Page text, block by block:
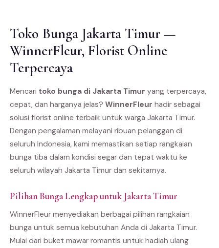
Toko Bunga Jakarta Timur —
WinnerFleur, Florist Online
Terpercaya
Mencari toko bunga di Jakarta Timur yang terpercaya,
cepat, dan harganya jelas? WinnerFleur hadir sebagai
solusi florist online terbaik untuk warga Jakarta Timur.
Dengan pengalaman melayani ribuan pelanggan di
seluruh Indonesia, kami memastikan setiap rangkaian
bunga tiba dalam kondisi segar dan tepat waktu ke
seluruh wilayah Jakarta Timur dan sekitarnya.
Pilihan Bunga Lengkap untuk Jakarta Timur
WinnerFleur menyediakan berbagai pilihan rangkaian
bunga untuk semua kebutuhan Anda di Jakarta Timur.
Mulai dari buket mawar romantis untuk hadiah ulang